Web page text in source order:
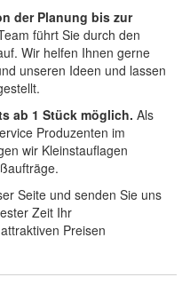
der Planung bis zur
führt Sie durch den
Wir helfen Ihnen gerne
unseren Ideen und lassen
ab 1 Stück möglich. Als
Produzenten im
wir Kleinstauflagen
Seite und senden Sie uns
Zeit Ihr
Preisen